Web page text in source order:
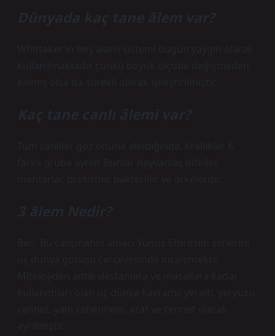
Dünyada kaç tane âlem var?
Whittaker’ın beş alanlı sistemi bugün yaygın olarak
kullanılmaktadır çünkü büyük ölçüde değişmeden
kalmış olsa da sürekli olarak iyileştirilmiştir.
Kaç tane canlı âlemi var?
Tüm canlılar göz önüne alındığında, krallıklar 6
farklı gruba ayrılır. Bunlar hayvanlar, bitkiler,
mantarlar, protistler, bakteriler ve arkelerdir.
3 âlem Nedir?
Ben. Bu çalışmanın amacı Yunus Emre’nin şiirlerini
üç dünya görüşü çerçevesinde incelemektir.
Mitolojiden antik destanlara ve masallara kadar
kullanımları olan üç dünya kavramı; yeraltı, yeryüzü,
cennet, yani cehennem, araf ve cennet olarak
ayrılmıştır.